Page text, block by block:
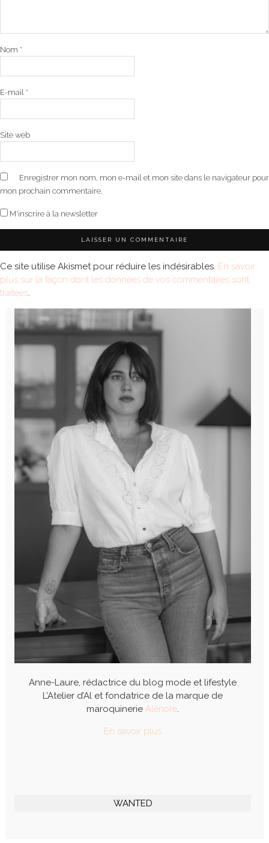
Nom *
E-mail *
Site web
Enregistrer mon nom, mon e-mail et mon site dans le navigateur pour
mon prochain commentaire.
M'inscrire à la newsletter
Ce site utilise Akismet pour réduire les indésirables. En savoir
plus sur la façon dont les données de vos commentaires sont
traitées.
Anne-Laure, rédactrice du blog mode et lifestyle
L’Atelier d’Al et fondatrice de la marque de
maroquinerie Alénore.
En savoir plus
WANTED